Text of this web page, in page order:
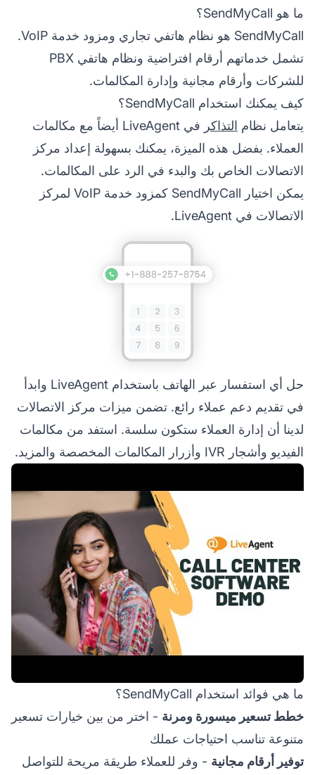
ما هو SendMyCall؟
SendMyCall هو نظام هاتفي تجاري ومزود خدمة VoIP.
تشمل خدماتهم أرقام افتراضية ونظام هاتفي PBX
للشركات وأرقام مجانية وإدارة المكالمات.
كيف يمكنك استخدام SendMyCall؟
يتعامل نظام التذاكر
في LiveAgent أيضاً مع مكالمات
العملاء. بفضل هذه الميزة، يمكنك بسهولة إعداد مركز
الاتصالات الخاص بك والبدء في الرد على المكالمات.
يمكن اختيار SendMyCall كمزود خدمة VoIP لمركز
الاتصالات في LiveAgent.
حل أي استفسار عبر الهاتف باستخدام LiveAgent وابدأ
في تقديم دعم عملاء رائع. تضمن ميزات مركز الاتصالات
لدينا أن إدارة العملاء ستكون سلسة. استفد من مكالمات
الفيديو وأشجار IVR وأزرار المكالمات المخصصة والمزيد.
ما هي فوائد استخدام SendMyCall؟
خطط تسعير ميسورة ومرنة - اختر من بين خيارات تسعير
متنوعة تناسب احتياجات عملك
توفير أرقام مجانية - وفر للعملاء طريقة مريحة للتواصل